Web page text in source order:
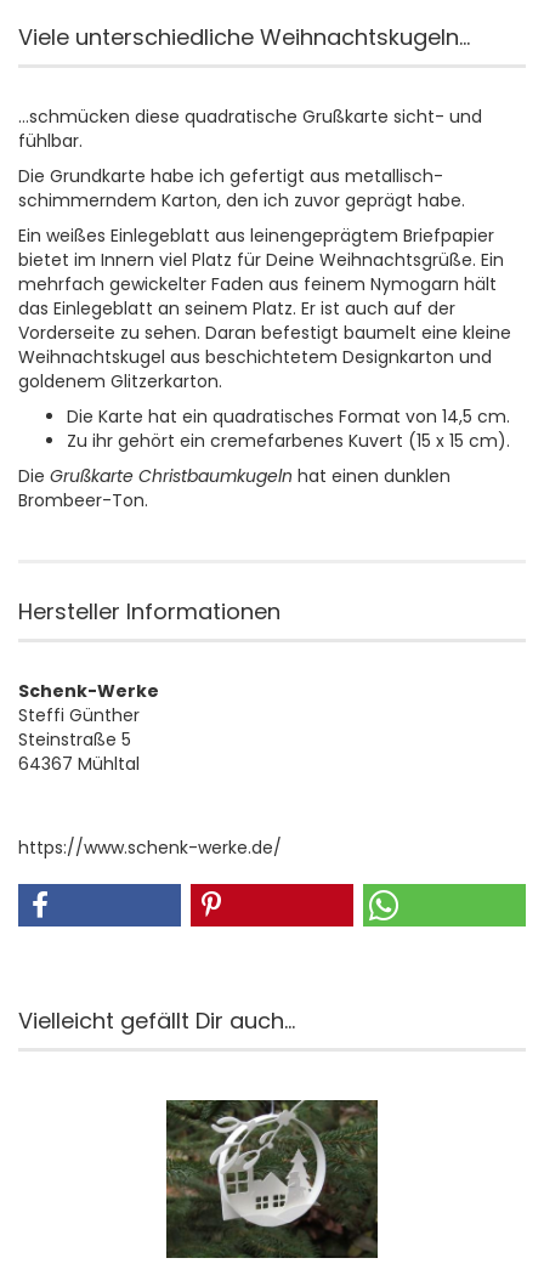
Viele unterschiedliche Weihnachtskugeln...
...schmücken diese quadratische Grußkarte sicht- und
fühlbar.
Die Grundkarte habe ich gefertigt aus metallisch-
schimmerndem Karton, den ich zuvor geprägt habe.
Ein weißes Einlegeblatt aus leinengeprägtem Briefpapier
bietet im Innern viel Platz für Deine Weihnachtsgrüße. Ein
mehrfach gewickelter Faden aus feinem Nymogarn hält
das Einlegeblatt an seinem Platz. Er ist auch auf der
Vorderseite zu sehen. Daran befestigt baumelt eine kleine
Weihnachtskugel aus beschichtetem Designkarton und
goldenem Glitzerkarton.
Die Karte hat ein quadratisches Format von 14,5 cm.
Zu ihr gehört ein cremefarbenes Kuvert (15 x 15 cm).
Die Grußkarte Christbaumkugeln hat einen dunklen
Brombeer-Ton.
Hersteller Informationen
Schenk-Werke
Steffi Günther
Steinstraße 5
64367 Mühltal
https://www.schenk-werke.de/
Vielleicht gefällt Dir auch...